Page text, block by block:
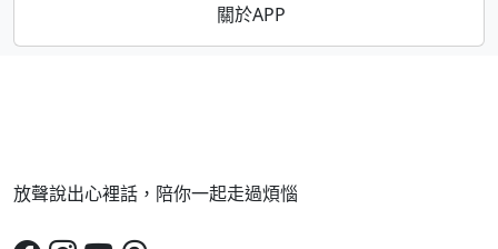
關於APP
放聲說出心裡話，陪你一起走過煩惱